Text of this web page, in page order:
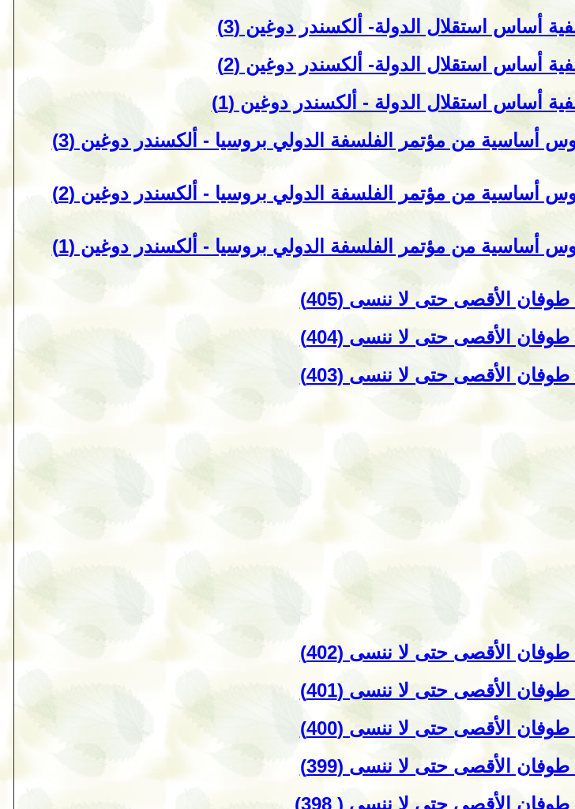
أساس استقلال الدولة- ألكسندر دوغين (3)
أساس استقلال الدولة- ألكسندر دوغين (2)
أساس استقلال الدولة - ألكسندر دوغين (1)
أساسية من مؤتمر الفلسفة الدولي بروسيا - ألكسندر دوغين (3)
أساسية من مؤتمر الفلسفة الدولي بروسيا - ألكسندر دوغين (2)
أساسية من مؤتمر الفلسفة الدولي بروسيا - ألكسندر دوغين (1)
الأقصى حتى لا ننسى (405)
الأقصى حتى لا ننسى (404)
الأقصى حتى لا ننسى (403)
الأقصى حتى لا ننسى (402)
الأقصى حتى لا ننسى (401)
الأقصى حتى لا ننسى (400)
الأقصى حتى لا ننسى (399)
الأقصى حتى لا ننسى ( 398)